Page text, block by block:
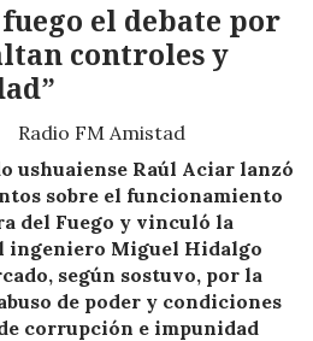
el debate por
controles y
Radio FM Amistad
ushuaiense Raúl Aciar lanzó
sobre el funcionamiento
del Fuego y vinculó la
ingeniero Miguel Hidalgo
según sostuvo, por la
de poder y condiciones
corrupción e impunidad